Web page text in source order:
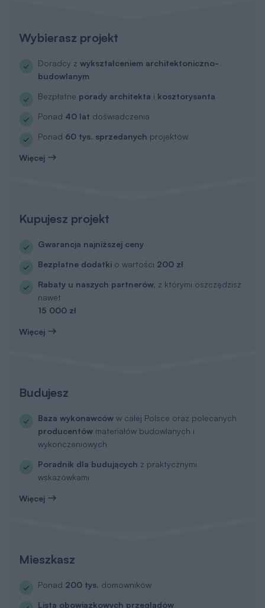
Wybierasz projekt
Doradcy z wykształceniem architektoniczno-
budowlanym
Bezpłatne porady architekta i kosztorysanta
Ponad 40 lat doświadczenia
Ponad 60 tys. sprzedanych projektów
Więcej
Kupujesz projekt
Gwarancja najniższej ceny
Bezpłatne dodatki o wartości 200 zł
Rabaty u naszych partnerów, z którymi oszczędzisz
nawet
15 000 zł
Więcej
Budujesz
Baza wykonawców w całej Polsce oraz polecanych
producentów materiałów budowlanych i
wykończeniowych
Poradnik dla budujących z praktycznymi
wskazówkami
Więcej
Mieszkasz
Ponad 200 tys. domowników
Lista obowiązkowych przeglądów